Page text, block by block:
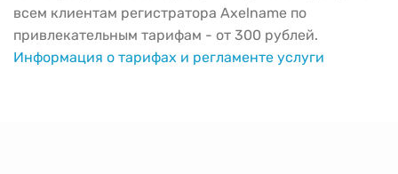
всем клиентам регистратора Axelname по
привлекательным тарифам - от 300 рублей.
Информация о тарифах и регламенте услуги